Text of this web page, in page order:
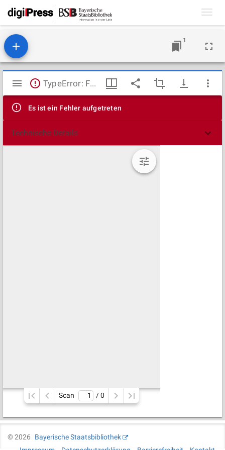
1
Mirador
Viewer
TypeError: Failed to fetch
Es ist ein Fehler aufgetreten
Technische Details
Scan / 0
©2026
Bayerische Staatsbibliothek